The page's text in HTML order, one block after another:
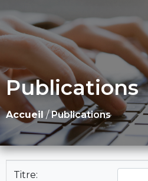
Publications
Accueil /Publications
Titre: